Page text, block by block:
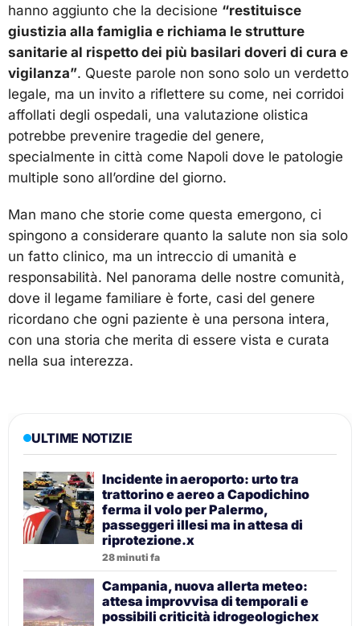
hanno aggiunto che la decisione “restituisce
giustizia alla famiglia e richiama le strutture
sanitarie al rispetto dei più basilari doveri di cura e
vigilanza”. Queste parole non sono solo un verdetto
legale, ma un invito a riflettere su come, nei corridoi
affollati degli ospedali, una valutazione olistica
potrebbe prevenire tragedie del genere,
specialmente in città come Napoli dove le patologie
multiple sono all’ordine del giorno.
Man mano che storie come questa emergono, ci
spingono a considerare quanto la salute non sia solo
un fatto clinico, ma un intreccio di umanità e
responsabilità. Nel panorama delle nostre comunità,
dove il legame familiare è forte, casi del genere
ricordano che ogni paziente è una persona intera,
con una storia che merita di essere vista e curata
nella sua interezza.
ULTIME NOTIZIE
Incidente in aeroporto: urto tra
trattorino e aereo a Capodichino
ferma il volo per Palermo,
passeggeri illesi ma in attesa di
riprotezione.x
28 minuti fa
Campania, nuova allerta meteo:
attesa improvvisa di temporali e
possibili criticità idrogeologichex